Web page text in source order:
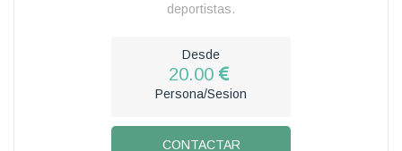
deportistas.
Desde
20.00
Persona/Sesion
CONTACTAR